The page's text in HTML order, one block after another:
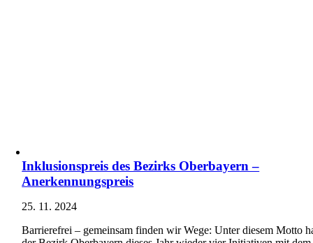
Inklusionspreis des Bezirks Oberbayern –
Anerkennungspreis
25. 11. 2024
Barrierefrei – gemeinsam finden wir Wege: Unter diesem Motto